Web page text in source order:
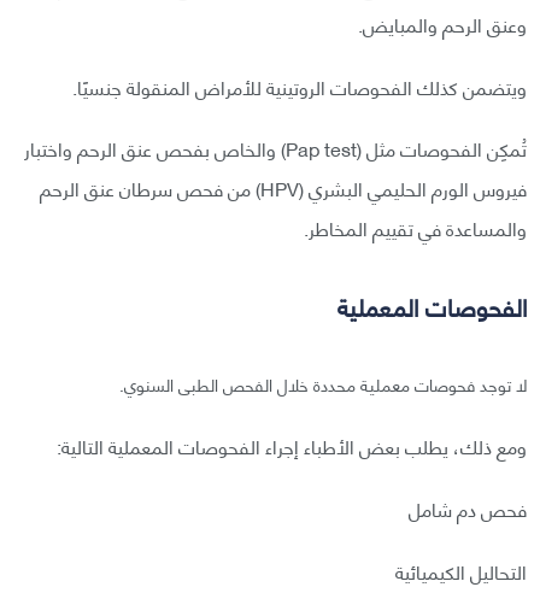
وعنق الرحم والمبايض.
ويتضمن كذلك الفحوصات الروتينية للأمراض المنقولة جنسيًا.
تُمكِن الفحوصات مثل (Pap test) والخاص بفحص عنق الرحم واختبار
فيروس الورم الحليمي البشري (HPV) من فحص سرطان عنق الرحم
والمساعدة في تقييم المخاطر.
الفحوصات المعملية
لا توجد فحوصات معملية محددة خلال الفحص الطبى السنوي.
ومع ذلك، يطلب بعض الأطباء إجراء الفحوصات المعملية التالية:
فحص دم شامل
التحاليل الكيميائية